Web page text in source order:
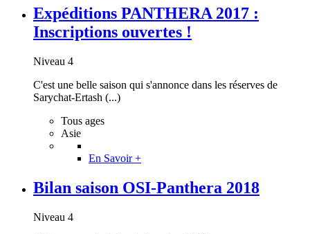
Expéditions PANTHERA 2017 :
Inscriptions ouvertes !
Niveau 4
C'est une belle saison qui s'annonce dans les réserves de
Sarychat-Ertash (...)
Tous ages
Asie
En Savoir +
Bilan saison OSI-Panthera 2018
Niveau 4